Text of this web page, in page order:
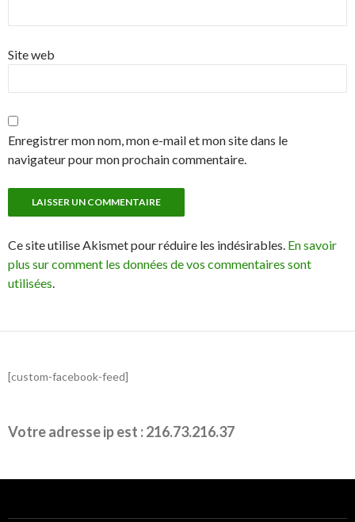
Site web
Enregistrer mon nom, mon e-mail et mon site dans le
navigateur pour mon prochain commentaire.
Ce site utilise Akismet pour réduire les indésirables. En savoir
plus sur comment les données de vos commentaires sont
utilisées
[custom-facebook-feed]
Votre adresse ip est : 216.73.216.37